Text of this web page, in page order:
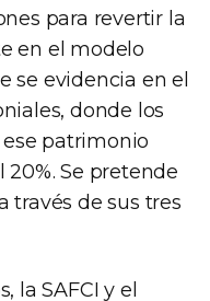
para revertir la
en el modelo
se evidencia en el
donde los
patrimonio
Se pretende
través de sus tres
la SAFCI y el